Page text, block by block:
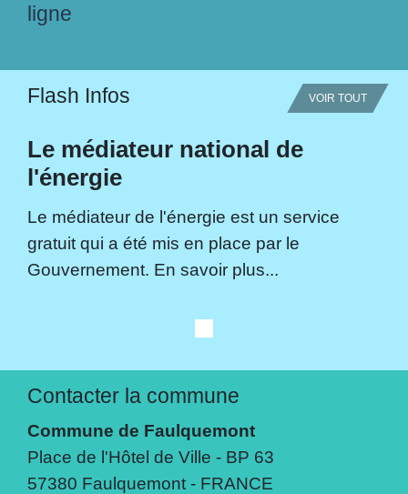
ligne
Flash Infos VOIR TOUT
Le médiateur national de
l'énergie
Le médiateur de l'énergie est un service
gratuit qui a été mis en place par le
Gouvernement. En savoir plus...
Contacter la commune
Commune de Faulquemont
Place de l'Hôtel de Ville - BP 63
57380 Faulquemont - FRANCE